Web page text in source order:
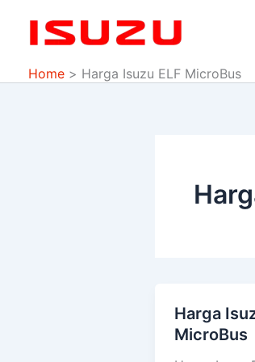
Home Harga Isuzu ELF MicroBus
Harga
MicroBus
Harga
Isuzu